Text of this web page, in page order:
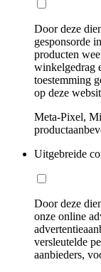
Door deze
gesponsorde
producten
winkelgedrag
toestemming
op deze
Meta-Pixel,
Uitgebreide
Door deze
onze online
versleutelde
aanbieders,